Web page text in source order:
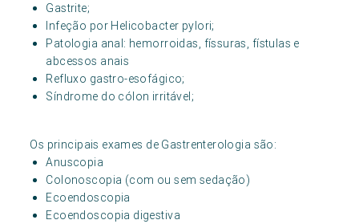
Gastrite;
Infeção por Helicobacter pylori;
Patologia anal: hemorroidas, físsuras, fístulas e
abcessos anais
Refluxo gastro-esofágico;
Síndrome do cólon irritável;
Os principais exames de Gastrenterologia são:
Anuscopia
Colonoscopia (com ou sem sedação)
Ecoendoscopia
Ecoendoscopia digestiva